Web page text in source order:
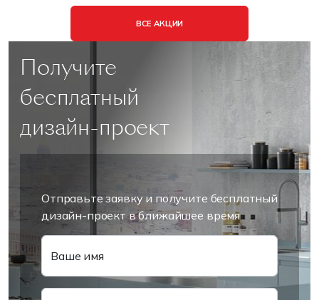
ВСЕ АКЦИИ
Получите
бесплатный
дизайн-проект
Отправьте заявку и получите бесплатный
дизайн-проект в ближайшее время
Ваше имя